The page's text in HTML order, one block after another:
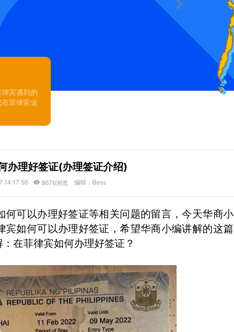
宾遇到的
菲律宾业
办理好签证(办理签证介绍)
14:17:56 8676浏览 编辑：Bess
何可以办理好签证等相关问题的留言，今天华商小
如何可以办理好签证，希望华商小编讲解的这篇
在菲律宾如何办理好签证？